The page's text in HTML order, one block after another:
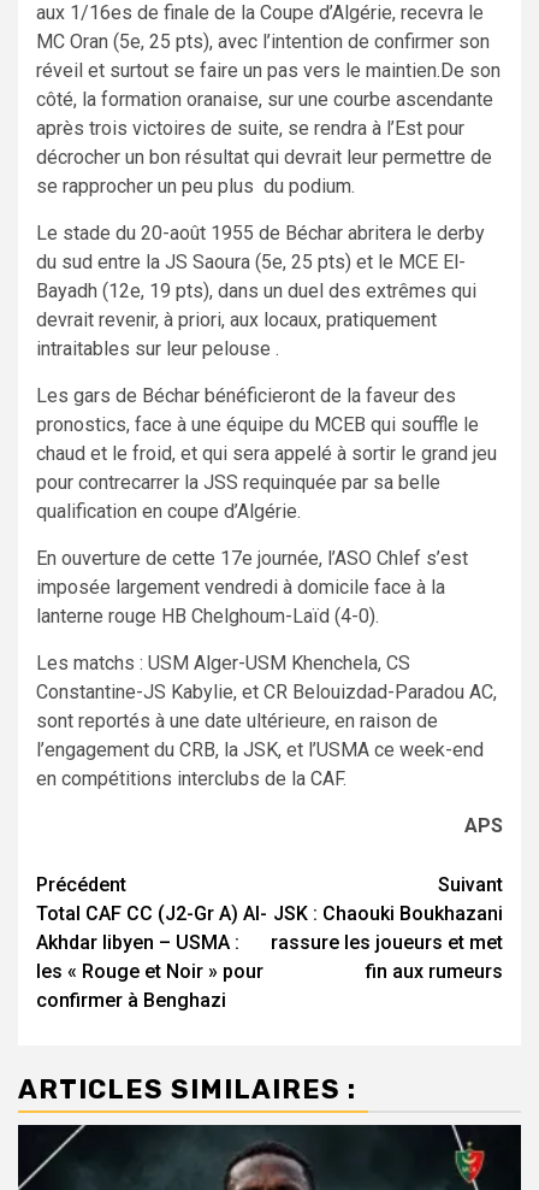
aux 1/16es de finale de la Coupe d’Algérie, recevra le
MC Oran (5e, 25 pts), avec l’intention de confirmer son
réveil et surtout se faire un pas vers le maintien.De son
côté, la formation oranaise, sur une courbe ascendante
après trois victoires de suite, se rendra à l’Est pour
décrocher un bon résultat qui devrait leur permettre de
se rapprocher un peu plus du podium.
Le stade du 20-août 1955 de Béchar abritera le derby
du sud entre la JS Saoura (5e, 25 pts) et le MCE El-
Bayadh (12e, 19 pts), dans un duel des extrêmes qui
devrait revenir, à priori, aux locaux, pratiquement
intraitables sur leur pelouse .
Les gars de Béchar bénéficieront de la faveur des
pronostics, face à une équipe du MCEB qui souffle le
chaud et le froid, et qui sera appelé à sortir le grand jeu
pour contrecarrer la JSS requinquée par sa belle
qualification en coupe d’Algérie.
En ouverture de cette 17e journée, l’ASO Chlef s’est
imposée largement vendredi à domicile face à la
lanterne rouge HB Chelghoum-Laïd (4-0).
Les matchs : USM Alger-USM Khenchela, CS
Constantine-JS Kabylie, et CR Belouizdad-Paradou AC,
sont reportés à une date ultérieure, en raison de
l’engagement du CRB, la JSK, et l’USMA ce week-end
en compétitions interclubs de la CAF.
APS
Navigation
d’article
Précédent
Total CAF CC (J2-Gr A) Al-
Akhdar libyen – USMA :
les « Rouge et Noir » pour
confirmer à Benghazi
Suivant
JSK : Chaouki Boukhazani
rassure les joueurs et met
fin aux rumeurs
ARTICLES SIMILAIRES :